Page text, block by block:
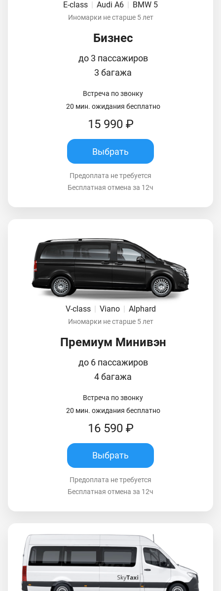
E-class | Audi A6 | BMW 5
Иномарки не старше 5 лет
Бизнес
до 3 пассажиров
3 багажа
Встреча по звонку
20 мин. ожидания бесплатно
15 990 ₽
Выбрать
Предоплата не требуется
Бесплатная отмена за 12ч
V-class | Viano | Alphard
Иномарки не старше 5 лет
Премиум Минивэн
до 6 пассажиров
4 багажа
Встреча по звонку
20 мин. ожидания бесплатно
16 590 ₽
Выбрать
Предоплата не требуется
Бесплатная отмена за 12ч